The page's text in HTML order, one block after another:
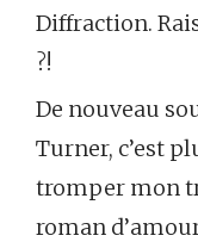
Diffraction.
?!
De nouveau
Turner, c’est
tromper mon
roman